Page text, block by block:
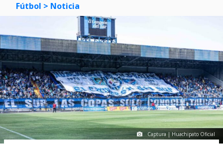
Fútbol > Noticia
Captura | Huachipato Oficial